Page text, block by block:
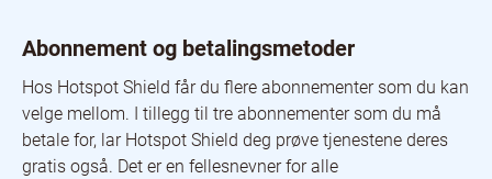
Abonnement og betalingsmetoder
Hos Hotspot Shield får du flere abonnementer som du kan
velge mellom. I tillegg til tre abonnementer som du må
betale for, lar Hotspot Shield deg prøve tjenestene deres
gratis også. Det er en fellesnevner for alle